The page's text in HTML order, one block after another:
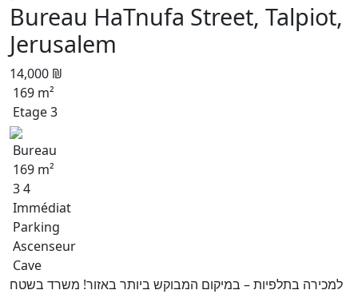
Bureau HaTnufa Street, Talpiot,
Jerusalem
14,000 ₪
169 m²
Etage 3
Bureau
169 m²
3 4
Immédiat
Parking
Ascenseur
Cave
למכירה בתלפיות – במיקום המבוקש ביותר באזור! משרד בשטח